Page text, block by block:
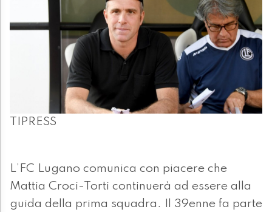
TIPRESS
L’FC Lugano comunica con piacere che
Mattia Croci-Torti continuerà ad essere alla
guida della prima squadra. Il 39enne fa parte